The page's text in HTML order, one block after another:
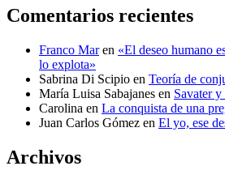
Comentarios recientes
Franco Maren «El deseo humano
lo explota»
Sabrina Di Scipio en Teoría de
María Luisa Sabajanes en Savater
Carolina en La conquista de una
Juan Carlos Gómez en El yo, ese
Archivos